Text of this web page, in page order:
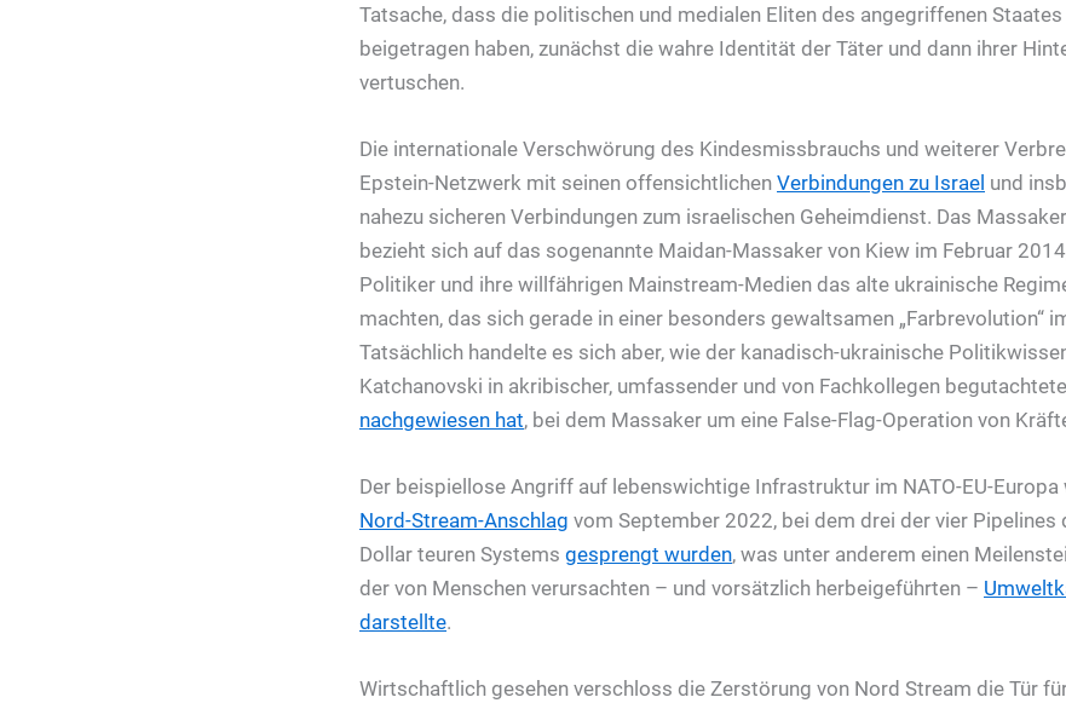
Tatsache, dass die politischen und medialen Eliten des angegriffenen
beigetragen haben, zunächst die wahre Identität der Täter und dann ihrer
vertuschen.
Die internationale Verschwörung des Kindesmissbrauchs und weiterer
Epstein-Netzwerk mit seinen offensichtlichen Verbindungen zu Israel und
nahezu sicheren Verbindungen zum israelischen Geheimdienst. Das
bezieht sich auf das sogenannte Maidan-Massaker von Kiew im Februar
Politiker und ihre willfährigen Mainstream-Medien das alte ukrainische
machten, das sich gerade in einer besonders gewaltsamen „Farbrevolution“
Tatsächlich handelte es sich aber, wie der kanadisch-ukrainische
Katchanovski in akribischer, umfassender und von Fachkollegen
nachgewiesen hat, bei dem Massaker um eine False-Flag-Operation von
Der beispiellose Angriff auf lebenswichtige Infrastruktur im NATO-EU-Europa
Nord-Stream-Anschlag vom September 2022, bei dem drei der vier Pipelines
Dollar teuren Systems gesprengt wurden, was unter anderem einen
der von Menschen verursachten – und vorsätzlich herbeigeführten –
darstellte.
Wirtschaftlich gesehen verschloss die Zerstörung von Nord Stream die Tür